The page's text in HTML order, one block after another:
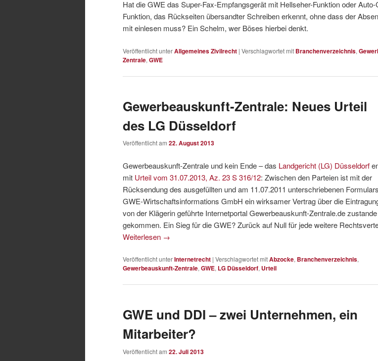
Hat die GWE das Super-Fax-Empfangsgerät mit Hellseher-Funktion oder
Funktion, das Rückseiten übersandter Schreiben erkennt, ohne dass der
mit einlesen muss? Ein Schelm, wer Böses hierbei denkt.
Veröffentlicht unterAllgemeines Zivilrecht | Verschlagwortet mit Branchenverzeichnis,
Zentrale, GWE
Gewerbeauskunft-Zentrale: Neues Urteil
des LG Düsseldorf
Veröffentlicht am 22. August 2013
Gewerbeauskunft-Zentrale und kein Ende – das Landgericht (LG) Düsseldorf
mit Urteil vom 31.07.2013, Az. 23 S 316/12: Zwischen den Parteien ist mit der
Rücksendung des ausgefüllten und am 11.07.2011 unterschriebenen
GWE-Wirtschaftsinformations GmbH ein wirksamer Vertrag über die
von der Klägerin geführte Internetportal Gewerbeauskunft-Zentrale.de zustande
gekommen. Ein Sieg für die GWE? Zurück auf Null für jede weitere
Weiterlesen →
Veröffentlicht unterInternetrecht | Verschlagwortet mitAbzocke, Branchenverzeichnis,
Gewerbeauskunft-Zentrale, GWE, LG Düsseldorf, Urteil
GWE und DDI – zwei Unternehmen, ein
Mitarbeiter?
Veröffentlicht am 22. Juli 2013